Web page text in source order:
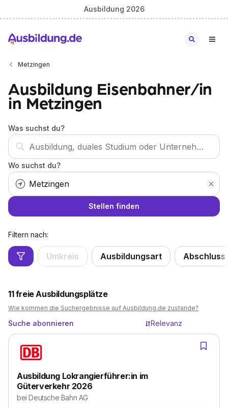
Ausbildung 2026
Metzingen
Ausbildung Eisenbahner/in
in Metzingen
Was suchst du?
Wo suchst du?
Stellen finden
Filtern nach:
Umkreis Ausbildungsart Abschluss
11freie Ausbildungsplätze
Wie kommen die Suchergebnisse auf Ausbildung.de zustande?
Suche abonnieren Relevanz
Ausbildung Lokrangierführer:in im
Güterverkehr 2026
beiDeutsche Bahn AG